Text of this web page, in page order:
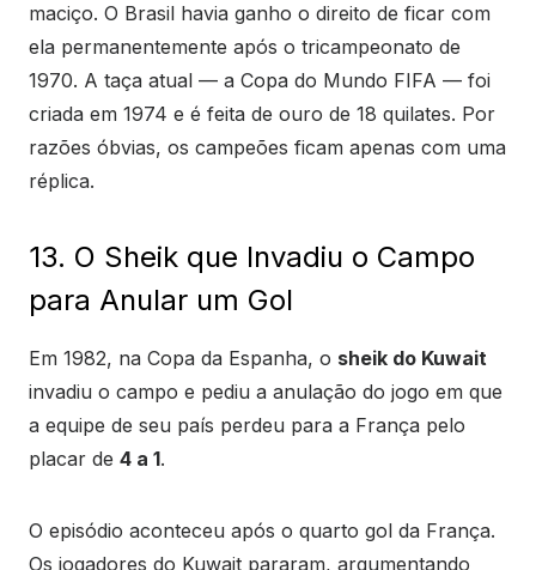
maciço. O Brasil havia ganho o direito de ficar com
ela permanentemente após o tricampeonato de
1970. A taça atual — a Copa do Mundo FIFA — foi
criada em 1974 e é feita de ouro de 18 quilates. Por
razões óbvias, os campeões ficam apenas com uma
réplica.
13. O Sheik que Invadiu o Campo
para Anular um Gol
Em 1982, na Copa da Espanha, o sheik do Kuwait
invadiu o campo e pediu a anulação do jogo em que
a equipe de seu país perdeu para a França pelo
placar de 4 a 1.
O episódio aconteceu após o quarto gol da França.
Os jogadores do Kuwait pararam, argumentando